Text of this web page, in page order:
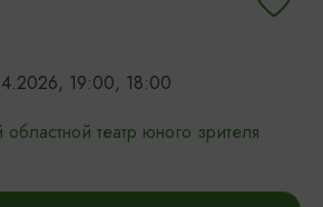
19:00, 18:00
театр юного зрителя